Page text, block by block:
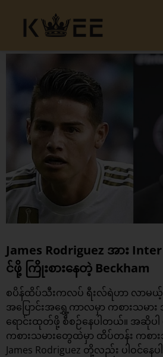
content
James Rodriguez အား
င်ဖို့ ကြိုးစားနေတဲ့ Beckham
စပိန်ထိပ်သီးကလပ် ရီးလ်ရဲဟာ လာမယ့်
အပြောင်းအရွှေ့ကာလမှာ ကစားသမား အ
ရောင်းထုတ်ဖို့ စီစဉ်နေပါတယ်။ အဆိုပ
ကစားသမားတွေထဲမှာ ထိပ်တန်း ကစား
James Rodriguez တို့လည်း ပါဝင်နေ